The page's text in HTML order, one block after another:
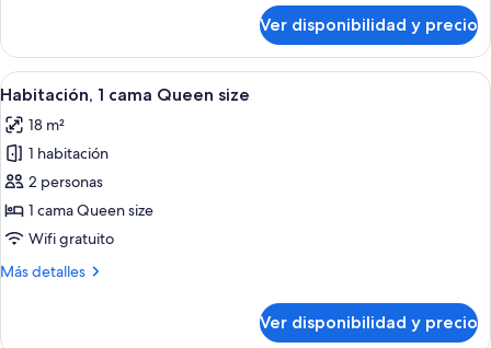
1
cama
Queen
Ver disponibilidad y precio
Ver
todas
las
fotos
de
Habitación,
1
Queen
Habitación de hotel con una cama
5
Habitación, 1 cama Queen size
18 m²
1 habitación
2 personas
1 cama Queen size
Wifi gratuito
Más detalles
Más
Ver disponibilidad y precio